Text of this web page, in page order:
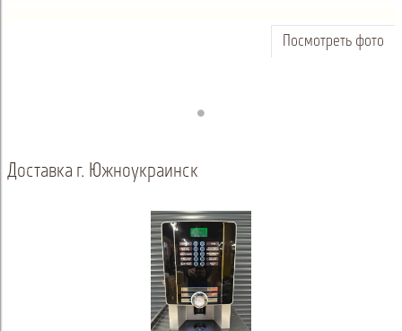
Посмотреть фото
Доставка г. Южноукраинск